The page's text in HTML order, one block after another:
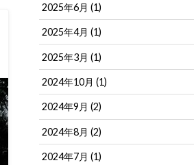
2025年6月 (1)
2025年4月 (1)
2025年3月 (1)
2024年10月 (1)
2024年9月 (2)
2024年8月 (2)
2024年7月 (1)